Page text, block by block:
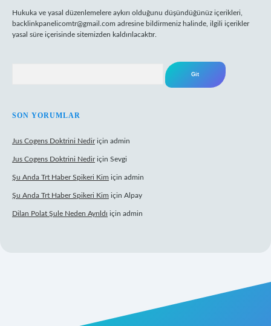
Hukuka ve yasal düzenlemelere aykırı olduğunu düşündüğünüz içerikleri,
backlinkpanelicomtr@gmail.com adresine bildirmeniz halinde, ilgili içerikler
yasal süre içerisinde sitemizden kaldırılacaktır.
SON YORUMLAR
Jus Cogens Doktrini Nediriçin admin
Jus Cogens Doktrini Nediriçin Sevgi
Şu Anda Trt Haber Spikeri Kim için admin
Şu Anda Trt Haber Spikeri Kim için Alpay
Dilan Polat Şule Neden Ayrıldı için admin